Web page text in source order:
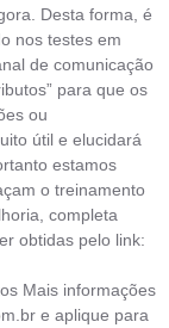
Desta forma, é
nos testes em
de comunicação
para que os
ou
útil e elucidará
estamos
o treinamento
completa
obtidas pelo link:
Mais informações
e aplique para